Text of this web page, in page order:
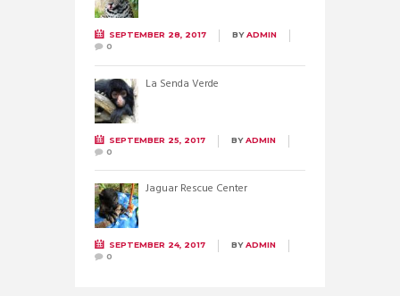
SEPTEMBER 28, 2017 BYADMIN
0
La Senda Verde
SEPTEMBER 25, 2017 BYADMIN
0
Jaguar Rescue Center
SEPTEMBER 24, 2017 BYADMIN
0